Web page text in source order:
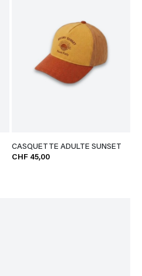
CASQUETTE ADULTE SUNSET
CHF 45,00